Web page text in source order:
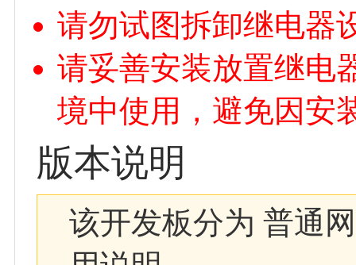
请勿试图拆卸继电器
请妥善安装放置继电
境中使用，避免因安
版本说明
该开发板分为 普通